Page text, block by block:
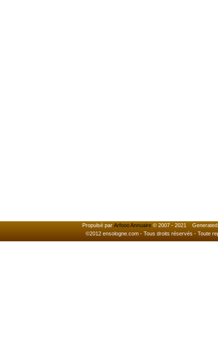
Propulsé par Arfooo Annuaire© 2007 - 2021
©2012 ensologne.com - Tous droits réservés - Toute